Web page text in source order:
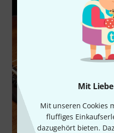
Mit
Mit unseren Cookies
fluffiges
dazugehört bieten.